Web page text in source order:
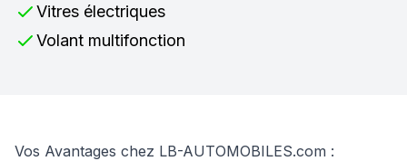
Vitres électriques
Volant multifonction
Vos Avantages chez LB-AUTOMOBILES.com :